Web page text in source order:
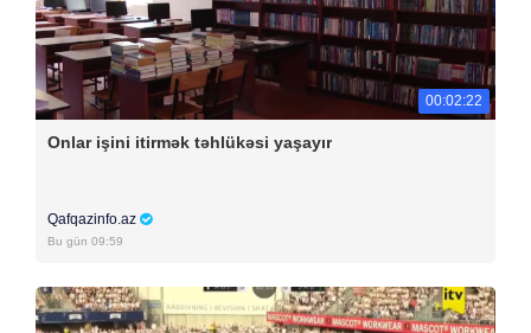
00:02:22
Onlar işini itirmək təhlükəsi yaşayır
Qafqazinfo.az
Bu gün 09:59